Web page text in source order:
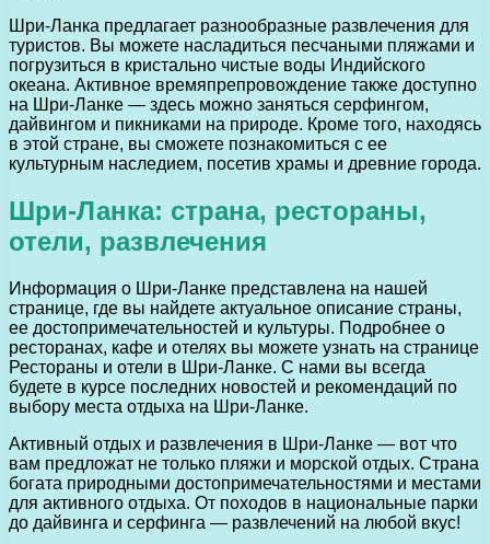
Шри-Ланка предлагает разнообразные развлечения для
туристов. Вы можете насладиться песчаными пляжами и
погрузиться в кристально чистые воды Индийского
океана. Активное времяпрепровождение также доступно
на Шри-Ланке — здесь можно заняться серфингом,
дайвингом и пикниками на природе. Кроме того, находясь
в этой стране, вы сможете познакомиться с ее
культурным наследием, посетив храмы и древние города.
Шри-Ланка: страна, рестораны,
отели, развлечения
Информация о Шри-Ланке представлена на нашей
странице, где вы найдете актуальное описание страны,
ее достопримечательностей и культуры. Подробнее о
ресторанах, кафе и отелях вы можете узнать на странице
Рестораны и отели в Шри-Ланке. С нами вы всегда
будете в курсе последних новостей и рекомендаций по
выбору места отдыха на Шри-Ланке.
Активный отдых и развлечения в Шри-Ланке — вот что
вам предложат не только пляжи и морской отдых. Страна
богата природными достопримечательностями и местами
для активного отдыха. От походов в национальные парки
до дайвинга и серфинга — развлечений на любой вкус!